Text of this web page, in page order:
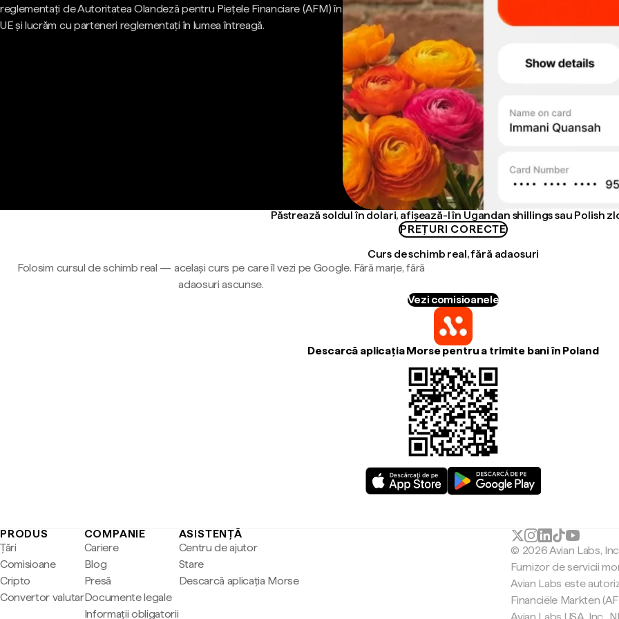
reglementați de Autoritatea Olandeză pentru Piețele Financiare (AFM) în
UE și lucrăm cu parteneri reglementați în lumea întreagă.
Păstrează soldul în dolari, afișează-l în Ugandan shillings sau Polish
PREȚURI CORECTE
Curs de schimb real, fără adaosuri
Folosim cursul de schimb real — același curs pe care îl vezi pe Google. Fără marje, fără
adaosuri ascunse.
Vezi comisioanele
Descarcă aplicația Morse pentru a trimite bani în Poland
PRODUS
Țări
Comisioane
Cripto
Convertor valutar
COMPANIE
Cariere
Blog
Presă
Documente legale
Informații obligatorii
ASISTENȚĂ
Centru de ajutor
Stare
Descarcă aplicația Morse
© 2026 Avian Labs, Inc
Furnizor de servicii
Avian Labs este
Financiële Markten